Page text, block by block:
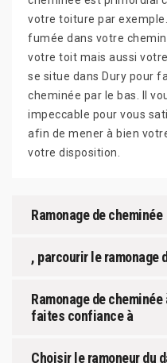
votre toiture par
fumée dans votre
votre toit mais aussi
se situe dans Dury pour
cheminée par le bas. Il
impeccable pour vous
afin de mener à bien
votre disposition.
Ramonage de cheminée
, parcourir le ramonage
Ramonage de cheminée
faites confiance à
Choisir le ramoneur du